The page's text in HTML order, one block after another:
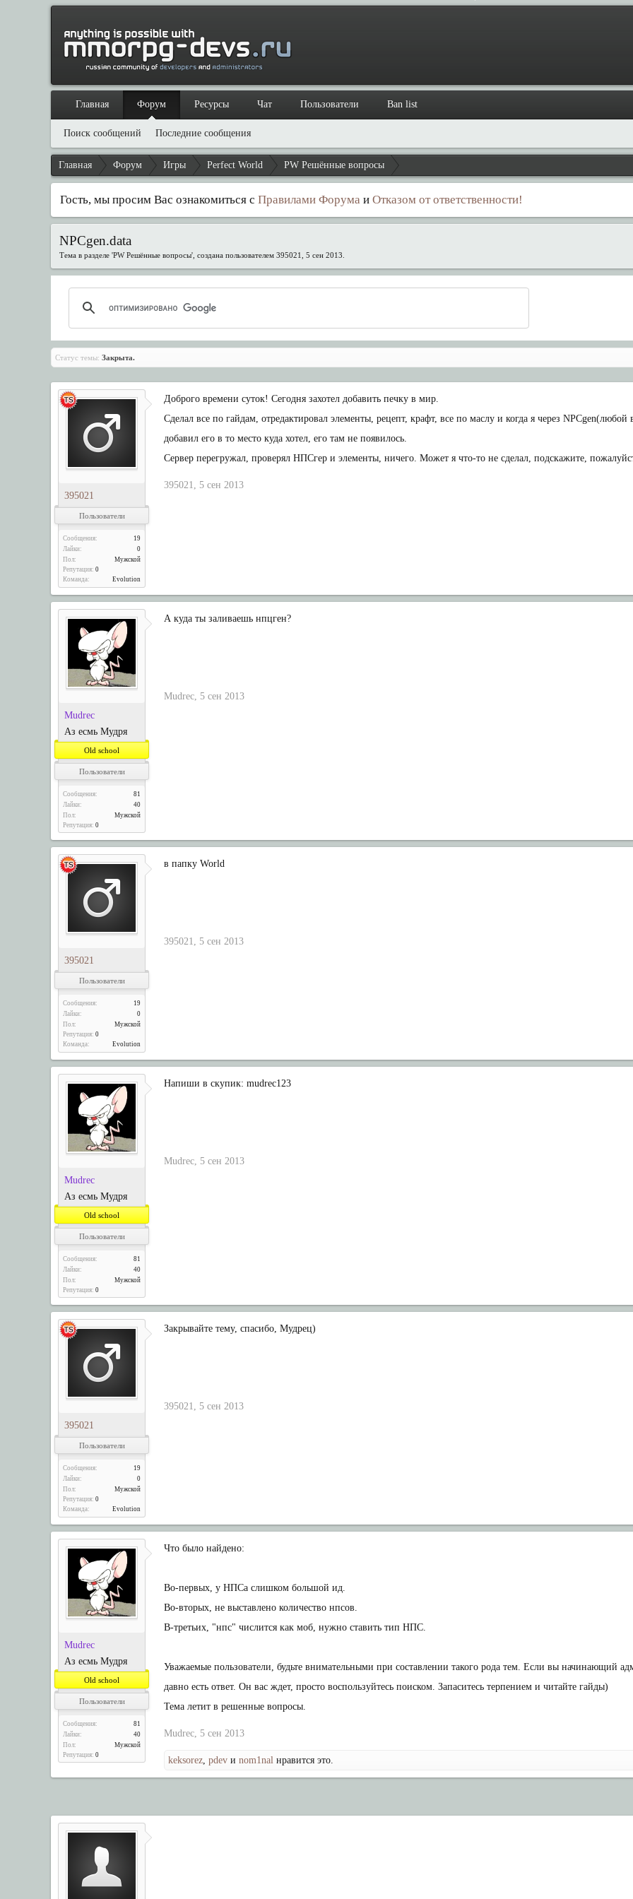
Главная Форум Игры Perfect World PW Решённые вопросы
Гость, мы просим Вас ознакомиться сПравилами Форума иОтказом от ответственности!
NPCgen.data
Тема в разделе 'PW Решённые вопросы', создана пользователем395021 ,5 сен 2013
Статус темы: Закрыта.
395021
Пользователи
Сообщения:
19
Лайки:
0
Пол:
Мужской
Репутация: 0
Команда:
Evolution
Доброго времени суток! Сегодня захотел добавить печку в мир.
Сделал все по гайдам, отредактировал элементы, рецепт, крафт, все по маслу и когда я через
добавил его в то место куда хотел, его там не появилось.
Сервер перегружал, проверял НПСгер и элементы, ничего. Может я что-то не сделал, подскажите,
395021, 5 сен 2013
Мudreс
Аз есмь Мудря
Old school
Пользователи
Сообщения:
81
Лайки:
40
Пол:
Мужской
Репутация: 0
А куда ты заливаешь нпцген?
Мudreс, 5 сен 2013
395021
Пользователи
Сообщения:
19
Лайки:
0
Пол:
Мужской
Репутация: 0
Команда:
Evolution
в папку World
395021, 5 сен 2013
Мudreс
Аз есмь Мудря
Old school
Пользователи
Сообщения:
81
Лайки:
40
Пол:
Мужской
Репутация: 0
Напиши в скупик: mudrec123
Мudreс, 5 сен 2013
395021
Пользователи
Сообщения:
19
Лайки:
0
Пол:
Мужской
Репутация: 0
Команда:
Evolution
Закрывайте тему, спасибо, Мудрец)
395021, 5 сен 2013
Мudreс
Аз есмь Мудря
Old school
Пользователи
Сообщения:
81
Лайки:
40
Пол:
Мужской
Репутация: 0
Что было найдено:
Во-первых, у НПСа слишком большой ид.
Во-вторых, не выставлено количество нпсов.
В-третьих, "нпс" числится как моб, нужно ставить тип НПС.
Уважаемые пользователи, будьте внимательными при составлении такого рода тем. Если вы начинающий
давно есть ответ. Он вас ждет, просто воспользуйтесь поиском. Запаситесь терпением и читайте гайды)
Тема летит в решенные вопросы.
Мudreс, 5 сен 2013
keksorez,pdev иnom1nal нравится это.
Главная Форум
Поиск сообщений Последние сообщения
Ресурсы Чат Пользователи Ban list